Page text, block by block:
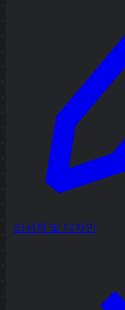
리서치 및 디자인